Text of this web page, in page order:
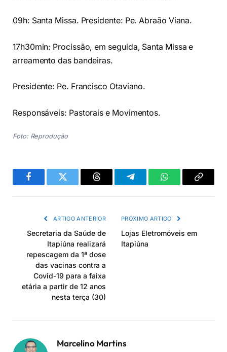
09h: Santa Missa. Presidente: Pe. Abraão Viana.
17h30min: Procissão, em seguida, Santa Missa e
arreamento das bandeiras.
Presidente: Pe. Francisco Otaviano.
Responsáveis: Pastorais e Movimentos.
Foto: Reprodução
FacebookTwitter Threads TelegramWhatsAppCopiar
ARTIGO ANTERIOR
Secretaria da Saúde de
Itapiúna realizará
repescagem da 1ª dose
das vacinas contra a
Covid-19 para a faixa
etária a partir de 12 anos
nesta terça (30)
PRÓXIMO ARTIGO
Lojas Eletromóveis em
Itapiúna
Marcelino Martins